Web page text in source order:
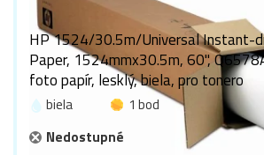
HP 1524/30.5m/Universal Instant-
Paper, 1524mmx30.5m, 60",
foto papír, lesklý, biela, pro tonero
biela
1 bod
Nedostupné